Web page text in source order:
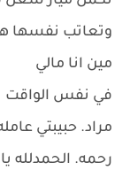
وتعاتب نفسها
مين انا مالي
في نفس الواقت
مراد. حبيبتي
رحمه. الحمدلله